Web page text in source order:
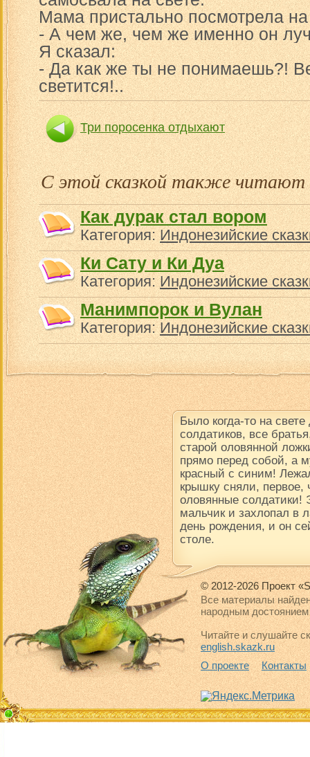
Мама пристально посмотрела
- А чем же, чем же именно он
Я сказал:
- Да как же ты не понимаешь?!
светится!..
Три поросенка отдыхают
Человек,
С этой сказкой также читают
Как дурак стал вором
Категория:Индонезийские
Ки Сату и Ки Дуа
Категория:Индонезийские
Манимпорок и Вулан
Категория:Индонезийские
Было когда-то на
солдатиков, все
старой оловянной
прямо перед собой, а
красный с синим!
крышку сняли,
оловянные солдатики!
мальчик и захлопал в
день рождения, и он
столе.
© 2012-2026 Проект
Все материалы
народным достоянием
Читайте и слушайте
english.skazk.ru
О проекте
Контакты